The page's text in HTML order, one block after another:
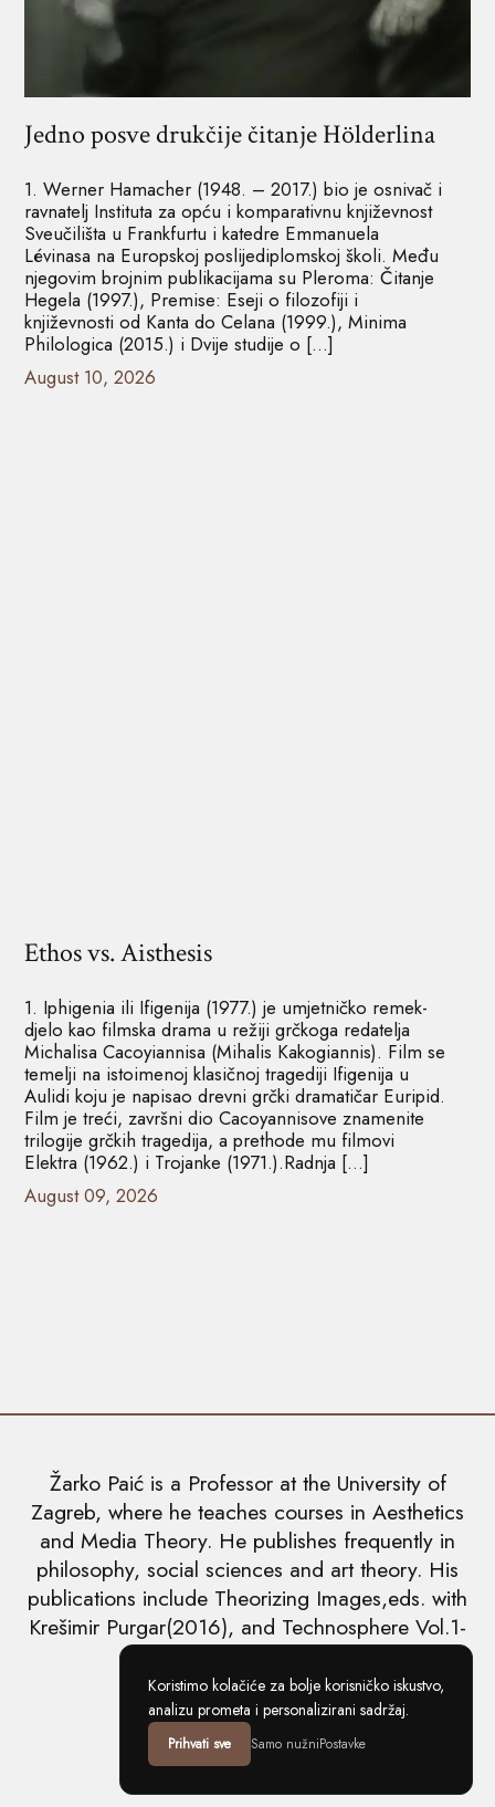
Jedno posve drukčije čitanje Hölderlina
1. Werner Hamacher (1948. – 2017.) bio je osnivač i
ravnatelj Instituta za opću i komparativnu književnost
Sveučilišta u Frankfurtu i katedre Emmanuela
Lévinasa na Europskoj poslijediplomskoj školi. Među
njegovim brojnim publikacijama su Pleroma: Čitanje
Hegela (1997.), Premise: Eseji o filozofiji i
književnosti od Kanta do Celana (1999.), Minima
Philologica (2015.) i Dvije studije o […]
August 10, 2026
Ethos vs. Aisthesis
1. Iphigenia ili Ifigenija (1977.) je umjetničko remek-
djelo kao filmska drama u režiji grčkoga redatelja
Michalisa Cacoyiannisa (Mihalis Kakogiannis). Film se
temelji na istoimenoj klasičnoj tragediji Ifigenija u
Aulidi koju je napisao drevni grčki dramatičar Euripid.
Film je treći, završni dio Cacoyannisove znamenite
trilogije grčkih tragedija, a prethode mu filmovi
Elektra (1962.) i Trojanke (1971.).Radnja […]
August 09, 2026
Žarko Paić is a Professor at the University of
Zagreb, where he teaches courses in Aesthetics
and Media Theory. He publishes frequently in
philosophy, social sciences and art theory. His
publications include Theorizing Images,eds. with
Krešimir Purgar(2016), and Technosphere Vol.1-
Academia.edu
Researchgate
Tvrdja.com
Koristimo kolačiće za bolje korisničko iskustvo,
analizu prometa i personalizirani sadržaj.
Prihvati sve Samo nužniPostavke